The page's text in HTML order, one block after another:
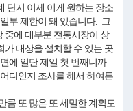
단지 이제 이게 원하는 장소
부 제한이 돼 있습니다. 그
중에 대부분 전통시장이 상
가 대상을 설치할 수 있는 곳
에 일단 제일 첫 번째니까
디인지 조사를 해서 하여튼
큼 또 많은 또 세밀한 계획도